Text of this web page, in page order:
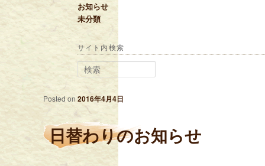
お知らせ
未分類
サイト内検索
検索
日替わりのお知らせ
Posted on2016年4月4日